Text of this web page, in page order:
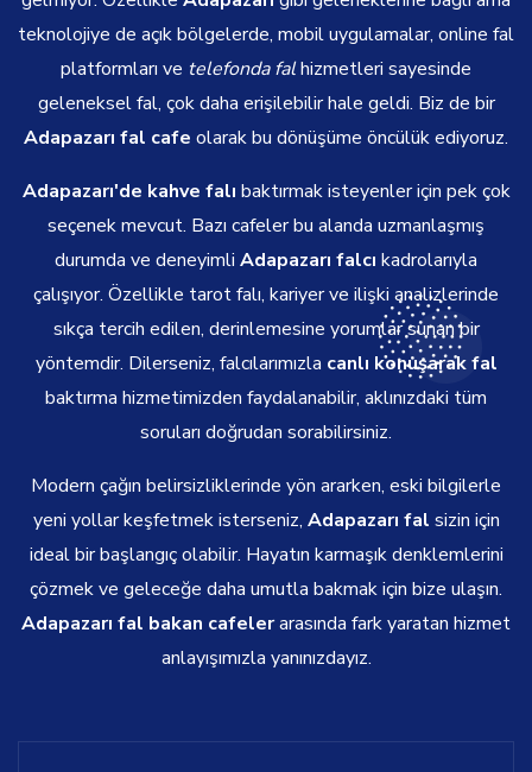
teknolojiye de açık bölgelerde, mobil uygulamalar, online fal
platformları ve telefonda falhizmetleri sayesinde
geleneksel fal, çok daha erişilebilir hale geldi. Biz de bir
Adapazarı fal cafe olarak bu dönüşüme öncülük ediyoruz.
Adapazarı'de kahve falı baktırmak isteyenler için pek çok
seçenek mevcut. Bazı cafeler bu alanda uzmanlaşmış
durumda ve deneyimli Adapazarı falcı kadrolarıyla
çalışıyor. Özellikle tarot falı, kariyer ve ilişki analizlerinde
sıkça tercih edilen, derinlemesine yorumlar sunan bir
yöntemdir. Dilerseniz, falcılarımızla canlı konuşarak fal
baktırma hizmetimizden faydalanabilir, aklınızdaki tüm
soruları doğrudan sorabilirsiniz.
Modern çağın belirsizliklerinde yön ararken, eski bilgilerle
yeni yollar keşfetmek isterseniz, Adapazarı fal sizin için
ideal bir başlangıç olabilir. Hayatın karmaşık denklemlerini
çözmek ve geleceğe daha umutla bakmak için bize ulaşın.
Adapazarı fal bakan cafelerarasında fark yaratan hizmet
anlayışımızla yanınızdayız.